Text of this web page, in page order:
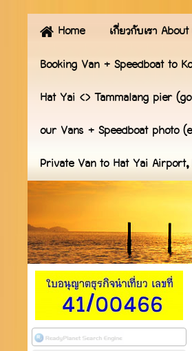
Home เกี่ยวกับเรา
Booking Van + Speedboat to
Hat Yai <> Tammalang pier
our Vans + Speedboat photo
Private Van to Hat Yai